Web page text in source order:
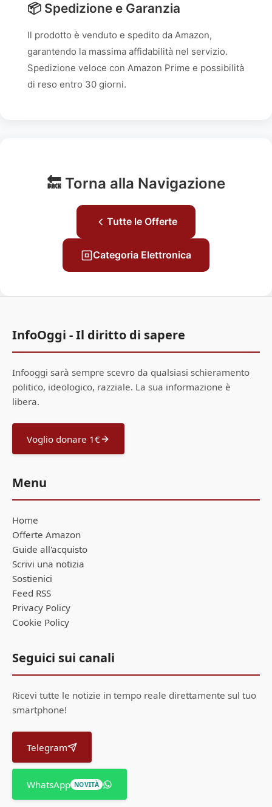
📦 Spedizione e Garanzia
Il prodotto è venduto e spedito da Amazon,
garantendo la massima affidabilità nel servizio.
Spedizione veloce con Amazon Prime e possibilità
di reso entro 30 giorni.
🔙 Torna alla Navigazione
Tutte le Offerte
Categoria Elettronica
InfoOggi - Il diritto di sapere
Infooggi sarà sempre scevro da qualsiasi schieramento
politico, ideologico, razziale. La sua informazione è
libera.
Voglio donare 1€
Menu
Home
Offerte Amazon
Guide all'acquisto
Scrivi una notizia
Sostienici
Feed RSS
Privacy Policy
Cookie Policy
Seguici sui canali
Ricevi tutte le notizie in tempo reale direttamente sul tuo
smartphone!
Telegram
WhatsApp NOVITÀ